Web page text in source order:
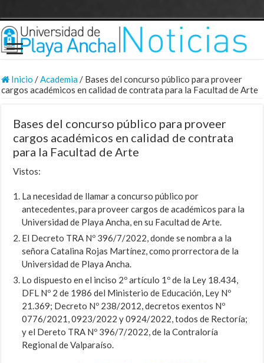
Inicio /Academia/ Bases del concurso público para proveer
cargos académicos en calidad de contrata para la Facultad de Arte
Bases del concurso público para proveer
cargos académicos en calidad de contrata
para la Facultad de Arte
Vistos:
La necesidad de llamar a concurso público por
antecedentes, para proveer cargos de académicos para la
Universidad de Playa Ancha, en su Facultad de Arte.
El Decreto TRA Nº 396/7/2022, donde se nombra a la
señora Catalina Rojas Martínez, como prorrectora de la
Universidad de Playa Ancha.
Lo dispuesto en el inciso 2º artículo 1º de la Ley 18.434,
DFL Nº 2 de 1986 del Ministerio de Educación, Ley Nº
21.369; Decreto Nº 238/2012, decretos exentos Nº
0776/2021, 0923/2022 y 0924/2022, todos de Rectoría;
y el Dereto TRA Nº 396/7/2022, de la Contraloría
Regional de Valparaíso.